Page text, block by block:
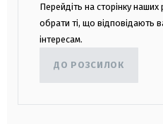
Перейдіть на сторінку
обрати ті, що відповідають
інтересам.
ДО РОЗСИЛОК